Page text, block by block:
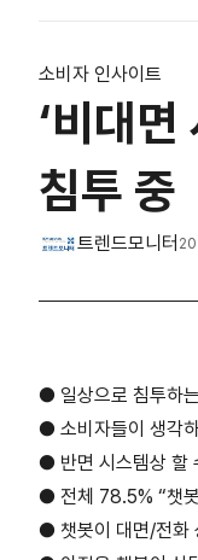
소비자 인사이트
‘비대면
침투 중
트렌드모니터
● 일상으로 침투하
● 소비자들이 생각
● 반면 시스템상 할
● 전체 78.5% “챗
● 챗봇이 대면/전화